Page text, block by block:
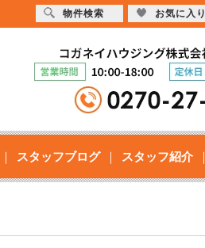
スタッフブログ スタッフ紹介
物件検索 お気に入り